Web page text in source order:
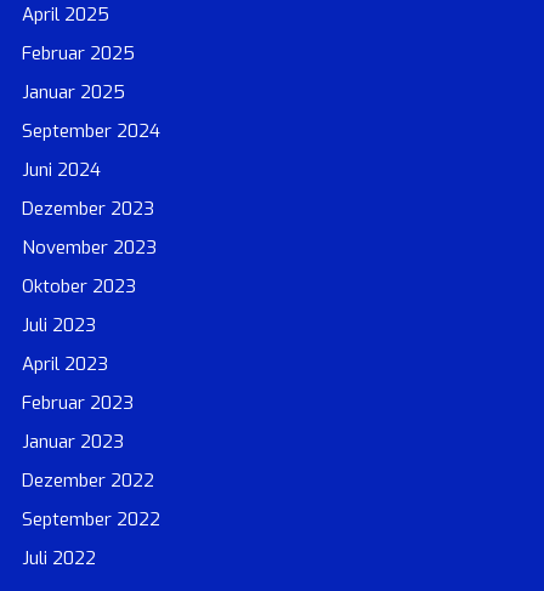
April 2025
Februar 2025
Januar 2025
September 2024
Juni 2024
Dezember 2023
November 2023
Oktober 2023
Juli 2023
April 2023
Februar 2023
Januar 2023
Dezember 2022
September 2022
Juli 2022